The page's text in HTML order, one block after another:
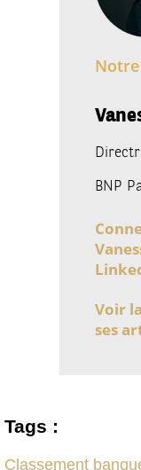
BNP
Voir
ses
Tags :
Classement